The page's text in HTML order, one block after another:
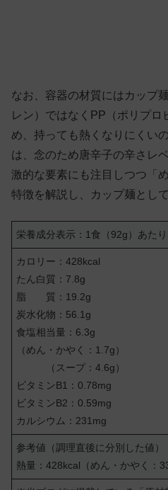
なお、容器の材質にはカップ
レン）ではなくPP（ポリプロ
め、持っても熱くなりにくい
は、念のため唐辛子の辛さレ
激的な要素にも注目しつつ「
特徴を解説し、カップ麺とし
栄養成分表示：1食（92g）あたり
カロリー：428kcal
たん白質：7.8g
脂 質：19.2g
炭水化物：56.1g
食塩相当量：6.3g
（めん・かやく：1.7g）
（スープ：4.6g）
ビタミンB1：0.78mg
ビタミンB2：0.59mg
カルシウム：231mg
参考値（調理直後に分別した値）
熱量：428kcal（めん・かやく：